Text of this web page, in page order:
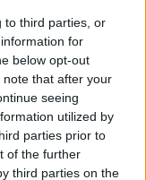
to third parties, or
for
below opt-out
that after your
seeing
utilized by
parties prior to
of the further
third parties on the